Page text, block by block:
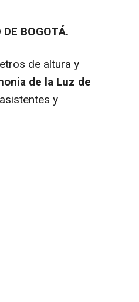
BOGOTÁ.
de altura y
de la Luz de
y